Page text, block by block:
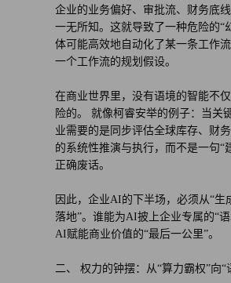
企业的业务偏好、审批流、财务底
一无所知。这就导致了一种危险的
体可能高效地自动化了某一条工作
一个工作流的规划假设。
在商业世界里，没有语境的智能不
险的。 就像柯睿安举的例子：当关
业需要的是同步评估全球库存、财
的系统性推演与执行，而不是一句“
正确废话。
因此，企业AI的下半场，必须从“生
落地”。谁能为AI披上企业专属的“
AI赋能商业价值的“最后一公里”。
二、 权力的钟摆：从“算力霸权”向“